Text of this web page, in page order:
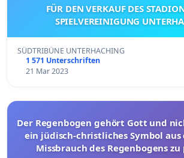
FÜR DEN VERKAUF DES
SPIELVEREINIGUNG
SÜDTRIBÜNE UNTERHACHING
1 571 Unterschriften
21 Mar 2023
Der Regenbogen gehört Gott und
ein jüdisch-christliches Symbol aus
Missbrauch des Regenbogens